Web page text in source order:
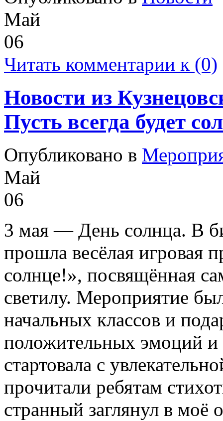
Май
06
Читать комментарии к (0)
Новости из
Пусть всегда будет
Опубликовано в
Май
06
3 мая — День солнца. В
прошла весёлая игровая
солнце!», посвящённая
светилу. Мероприятие
начальных классов и
положительных эмоций
стартовала с
прочитали ребятам
странный заглянул в